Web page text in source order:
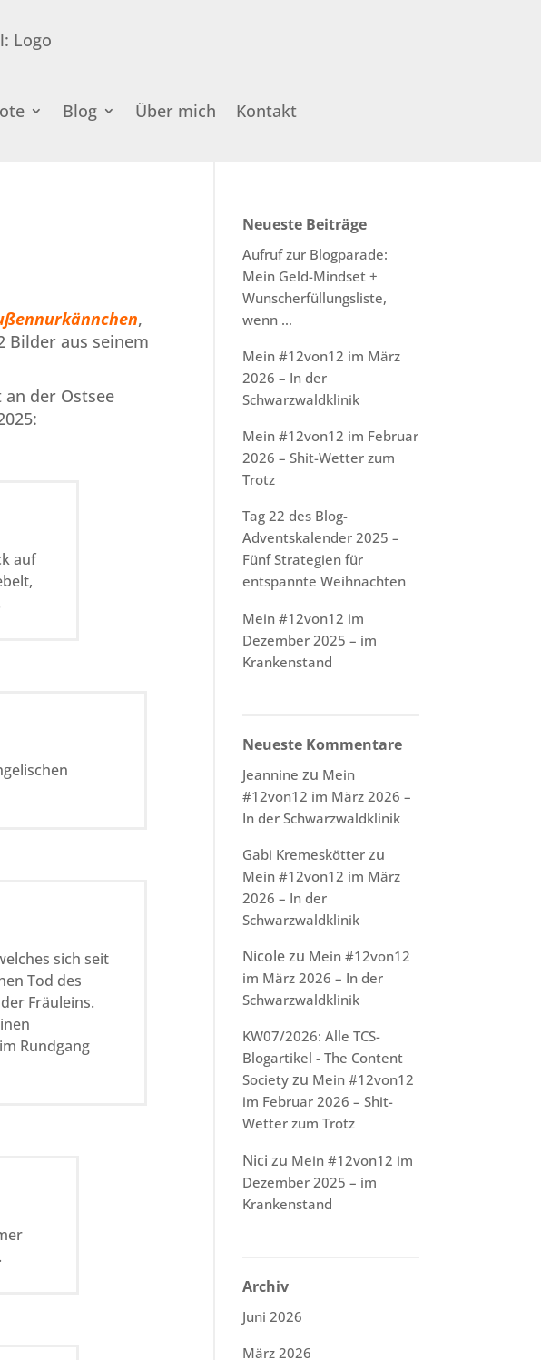
Blog Über mich Kontakt
,
Bilder aus seinem
der Ostsee
auf
sich seit
Tod des
Fräuleins.
Rundgang
Neueste Beiträge
Aufruf zur Blogparade:
Mein Geld-Mindset +
Wunscherfüllungsliste,
wenn …
Mein #12von12 im März
2026 – In der
Schwarzwaldklinik
Mein #12von12 im Februar
2026 – Shit-Wetter zum
Trotz
Tag 22 des Blog-
Adventskalender 2025 –
Fünf Strategien für
entspannte Weihnachten
Mein #12von12 im
Dezember 2025 – im
Krankenstand
Neueste Kommentare
Jeannine zu Mein
#12von12 im März 2026 –
In der Schwarzwaldklinik
Gabi Kremeskötter zu
Mein #12von12 im März
2026 – In der
Schwarzwaldklinik
Nicolezu Mein #12von12
im März 2026 – In der
Schwarzwaldklinik
KW07/2026: Alle TCS-
Blogartikel - The Content
Society zu Mein #12von12
im Februar 2026 – Shit-
Wetter zum Trotz
Nici zu Mein #12von12 im
Dezember 2025 – im
Krankenstand
Archiv
Juni 2026
März 2026